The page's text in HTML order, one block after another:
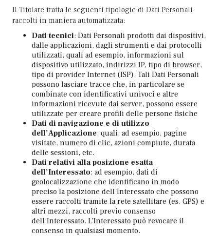
Il Titolare tratta le seguenti tipologie di Dati Personali
raccolti in maniera automatizzata:
Dati tecnici: Dati Personali prodotti dai dispositivi,
dalle applicazioni, dagli strumenti e dai protocolli
utilizzati, quali ad esempio, informazioni sul
dispositivo utilizzato, indirizzi IP, tipo di browser,
tipo di provider Internet (ISP). Tali Dati Personali
possono lasciare tracce che, in particolare se
combinate con identificativi univoci e altre
informazioni ricevute dai server, possono essere
utilizzate per creare profili delle persone fisiche
Dati di navigazione e di utilizzo
dell’Applicazione: quali, ad esempio, pagine
visitate, numero di clic, azioni compiute, durata
delle sessioni, etc.
Dati relativi alla posizione esatta
dell’Interessato: ad esempio, dati di
geolocalizzazione che identificano in modo
preciso la posizione dell’Interessato che possono
essere raccolti tramite la rete satellitare (es. GPS) e
altri mezzi, raccolti previo consenso
dell’Interessato. L’Interessato può revocare il
consenso in qualsiasi momento.